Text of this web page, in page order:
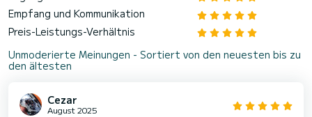
Empfang und Kommunikation
Preis-Leistungs-Verhältnis
Unmoderierte Meinungen - Sortiert von den neuesten bis zu
den ältesten
Cezar
August 2025